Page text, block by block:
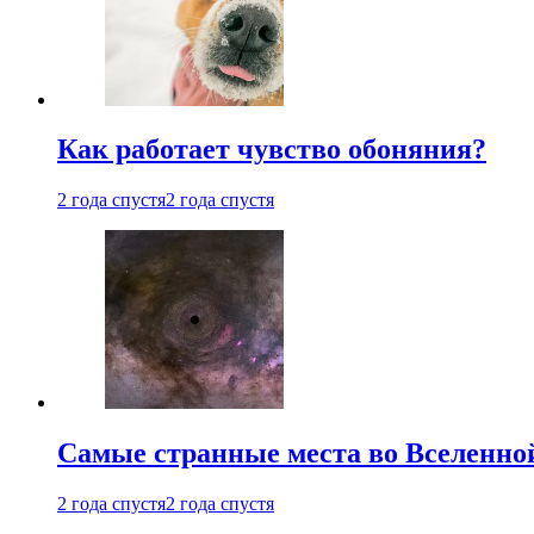
Как работает чувство обоняния?
2 года спустя2 года спустя
Самые странные места во
2 года спустя2 года спустя